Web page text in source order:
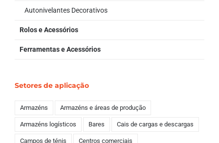
Autonivelantes Decorativos
Rolos e Acessórios
Ferramentas e Acessórios
Setores de aplicação
Armazéns Armazéns e áreas de produção
Armazéns logísticos Bares Cais de cargas e descargas
Campos de ténis Centros comerciais